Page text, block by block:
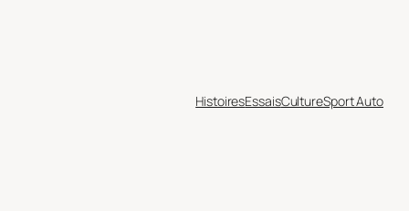
HistoiresEssaisCultureSport Auto